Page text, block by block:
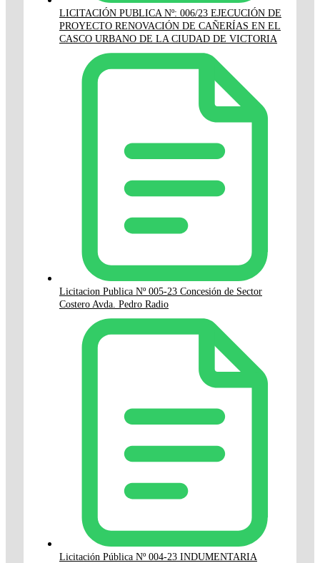
LICITACIÓN PUBLICA Nº: 006/23 EJECUCIÓN DE
PROYECTO RENOVACIÓN DE CAÑERÍAS EN EL
CASCO URBANO DE LA CIUDAD DE VICTORIA
Licitacion Publica Nº 005-23 Concesión de Sector
Costero Avda. Pedro Radio
Licitación Pública Nº 004-23 INDUMENTARIA